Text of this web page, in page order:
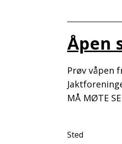
Åpen
Prøv våpen
MÅ MØTE
Sted